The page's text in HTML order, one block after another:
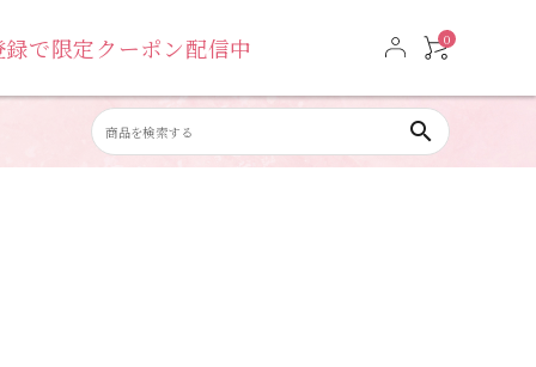
で限定クーポン配信中 0
search